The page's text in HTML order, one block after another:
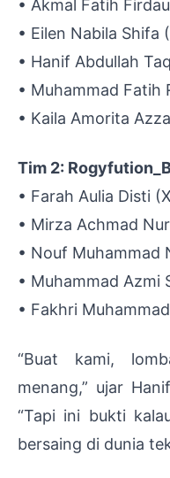
• Akmal Fatih
• Eilen Nabila Shifa
• Hanif Abdullah
• Muhammad Fatih
• Kaila Amorita
Tim 2:
• Farah Aulia Disti
• Mirza Achmad
• Nouf Muhammad
• Muhammad Azmi
• Fakhri
“Buat kami,
menang,” ujar
“Tapi ini bukti
bersaing di dunia